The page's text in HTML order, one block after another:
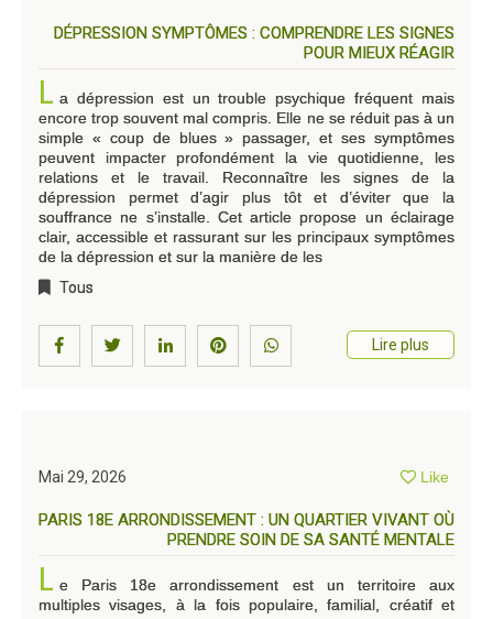
DÉPRESSION SYMPTÔMES : COMPRENDRE LES SIGNES
POUR MIEUX RÉAGIR
L a dépression est un trouble psychique fréquent mais
encore trop souvent mal compris. Elle ne se réduit pas à un
simple « coup de blues » passager, et ses symptômes
peuvent impacter profondément la vie quotidienne, les
relations et le travail. Reconnaître les signes de la
dépression permet d’agir plus tôt et d’éviter que la
souffrance ne s’installe. Cet article propose un éclairage
clair, accessible et rassurant sur les principaux symptômes
de la dépression et sur la manière de les
Tous
Lire plus
Mai 29, 2026 Like
PARIS 18E ARRONDISSEMENT : UN QUARTIER VIVANT OÙ
PRENDRE SOIN DE SA SANTÉ MENTALE
L e Paris 18e arrondissement est un territoire aux
multiples visages, à la fois populaire, familial, créatif et